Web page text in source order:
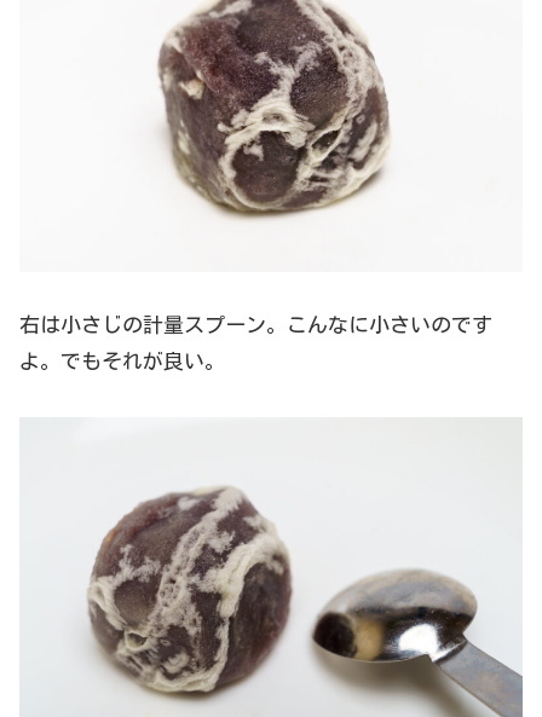
右は小さじの計量スプーン。こんなに小さいのです
よ。でもそれが良い。